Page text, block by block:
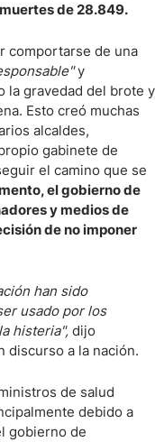
de 28.849.
comportarse de una
y
la gravedad del brote y
Esto creó muchas
alcaldes,
gabinete de
el camino que se
el gobierno de
y medios de
de no imponer
han sido
usado por los
histeria", dijo
discurso a la nación.
de salud
debido a
gobierno de